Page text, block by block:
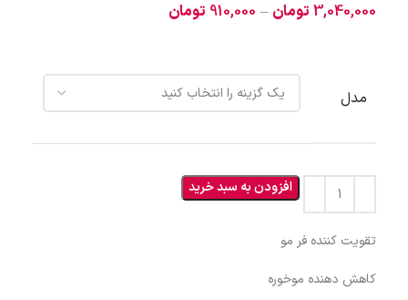
3,040,000 تومان –
910,000 تومان
مدل
افزودن به سبد خرید
تقویت کننده فر مو
کاهش دهنده موخوره